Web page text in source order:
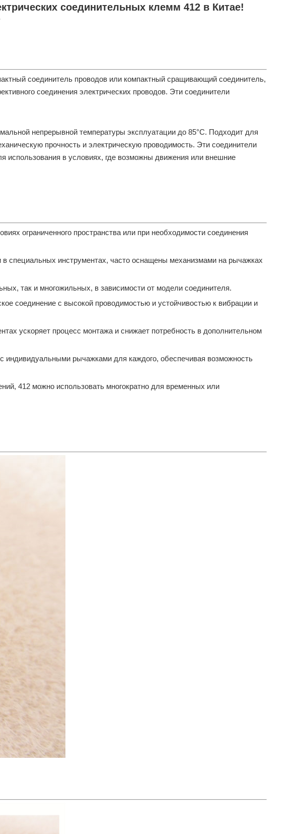
соединительных клемм 412 в Китае!
соединитель проводов или компактный сращивающий соединитель,
соединения электрических проводов. Эти соединители
непрерывной температуры эксплуатации до 85°C. Подходит для
прочность и электрическую проводимость. Эти соединители
использования в условиях, где возможны движения или внешние
ограниченного пространства или при необходимости соединения
специальных инструментах, часто оснащены механизмами на рычажках
так и многожильных, в зависимости от модели соединителя.
соединение с высокой проводимостью и устойчивостью к вибрации и
ускоряет процесс монтажа и снижает потребность в дополнительном
индивидуальными рычажками для каждого, обеспечивая возможность
412 можно использовать многократно для временных или